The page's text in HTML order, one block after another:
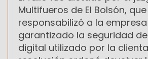
Multifueros de El Bolsón, que
responsabilizó a la
garantizado la seguridad
digital utilizado por la